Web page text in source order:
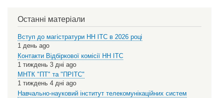
Останні матеріали
Вступ до магістратури НН ІТС в 2026 році
1 день ago
Контакти Відбіркової комісії НН ІТС
1 тиждень 3 дні ago
МНТК "ПТ" та "ПРІТС"
1 тиждень 4 дні ago
Навчально-науковий інститут телекомунікаційних систем